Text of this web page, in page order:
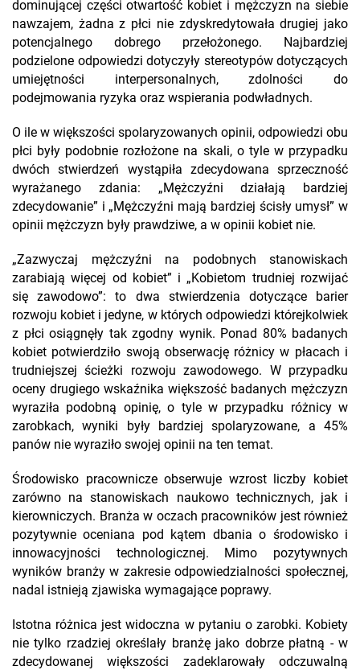
dominującej części otwartość kobiet i mężczyzn na siebie
nawzajem, żadna z płci nie zdyskredytowała drugiej jako
potencjalnego dobrego przełożonego. Najbardziej
podzielone odpowiedzi dotyczyły stereotypów dotyczących
umiejętności interpersonalnych, zdolności do
podejmowania ryzyka oraz wspierania podwładnych.
O ile w większości spolaryzowanych opinii, odpowiedzi obu
płci były podobnie rozłożone na skali, o tyle w przypadku
dwóch stwierdzeń wystąpiła zdecydowana sprzeczność
wyrażanego zdania: „Mężczyźni działają bardziej
zdecydowanie” i „Mężczyźni mają bardziej ścisły umysł” w
opinii mężczyzn były prawdziwe, a w opinii kobiet nie.
„Zazwyczaj mężczyźni na podobnych stanowiskach
zarabiają więcej od kobiet” i „Kobietom trudniej rozwijać
się zawodowo”: to dwa stwierdzenia dotyczące barier
rozwoju kobiet i jedyne, w których odpowiedzi którejkolwiek
z płci osiągnęły tak zgodny wynik. Ponad 80% badanych
kobiet potwierdziło swoją obserwację różnicy w płacach i
trudniejszej ścieżki rozwoju zawodowego. W przypadku
oceny drugiego wskaźnika większość badanych mężczyzn
wyraziła podobną opinię, o tyle w przypadku różnicy w
zarobkach, wyniki były bardziej spolaryzowane, a 45%
panów nie wyraziło swojej opinii na ten temat.
Środowisko pracownicze obserwuje wzrost liczby kobiet
zarówno na stanowiskach naukowo technicznych, jak i
kierowniczych. Branża w oczach pracowników jest również
pozytywnie oceniana pod kątem dbania o środowisko i
innowacyjności technologicznej. Mimo pozytywnych
wyników branży w zakresie odpowiedzialności społecznej,
nadal istnieją zjawiska wymagające poprawy.
Istotna różnica jest widoczna w pytaniu o zarobki. Kobiety
nie tylko rzadziej określały branżę jako dobrze płatną - w
zdecydowanej większości zadeklarowały odczuwalną